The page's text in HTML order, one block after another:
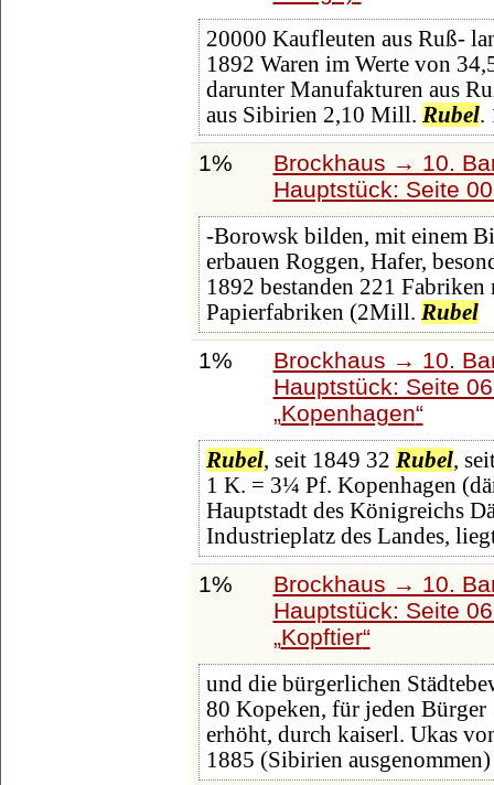
20000 Kaufleuten aus Ruß-
1892 Waren im Werte von
darunter Manufakturen aus
aus Sibirien 2,10 Mill. Rubel.
1%
Brockhaus → 10.
Hauptstück: Seite
-Borowsk bilden, mit einem
erbauen Roggen, Hafer,
1892 bestanden 221
Papierfabriken (2Mill. Rubel
1%
Brockhaus → 10.
Hauptstück: Seite
Kopenhagen
Rubel, seit 1849 32 Rubel,
1 K. = 3¼ Pf. Kopenhagen
Hauptstadt des Königreichs
Industrieplatz des Landes,
1%
Brockhaus → 10.
Hauptstück: Seite
Kopftier
und die bürgerlichen
80 Kopeken, für jeden
erhöht, durch kaiserl. Ukas
1885 (Sibirien